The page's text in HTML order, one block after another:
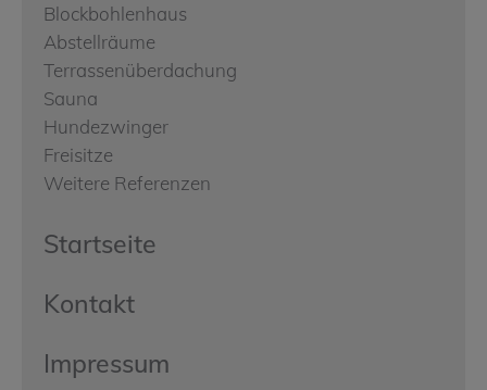
Blockbohlenhaus
Abstellräume
Terrassenüberdachung
Sauna
Hundezwinger
Freisitze
Weitere Referenzen
Startseite
Kontakt
Impressum